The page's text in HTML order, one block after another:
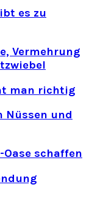
es zu
Vermehrung
man richtig
Nüssen und
schaffen